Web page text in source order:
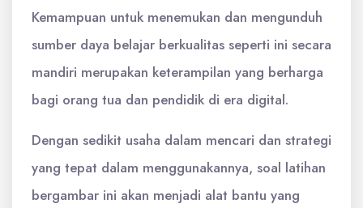
Kemampuan untuk menemukan dan mengunduh
sumber daya belajar berkualitas seperti ini secara
mandiri merupakan keterampilan yang berharga
bagi orang tua dan pendidik di era digital.
Dengan sedikit usaha dalam mencari dan strategi
yang tepat dalam menggunakannya, soal latihan
bergambar ini akan menjadi alat bantu yang